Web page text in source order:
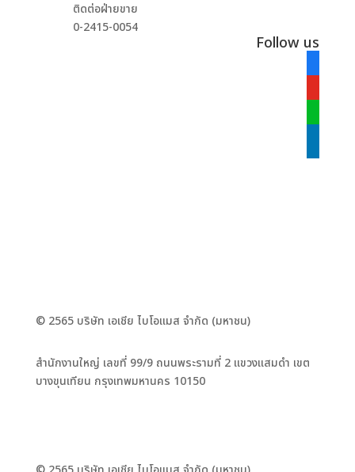
ติดต่อฝ่ายขาย
0-2415-0054
Follow us
© 2565 บริษัท เอเชีย ไบโอแมส จำกัด (มหาชน)
สำนักงานใหญ่ เลขที่ 99/9 ถนนพระรามที่ 2 แขวงแสมดำ เขต
บางขุนเทียน กรุงเทพมหานคร 10150